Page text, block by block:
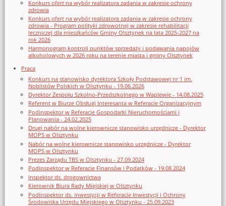
Konkurs ofert na wybór realizatora zadania w zakresie ochrony
zdrowia
Konkurs ofert na wybór realizatora zadania w zakresie ochrony
zdrowia - Program polityki zdrowotnej w zakresie rehabilitacji
leczniczej dla mieszkańców Gminy Olsztynek na lata 2025-2027 na
rok 2026
Harmonogram kontroli punktów sprzedaży i podawania napojów
alkoholowych w 2026 roku na terenie miasta i gminy Olsztynek
Praca
Konkurs na stanowisko dyrektora Szkoły Podstawowej nr 1 im.
Noblistów Polskich w Olsztynku - 19.06.2026
Dyrektor Zespołu Szkolno-Przedszkolnego w Waplewie - 14.08.2025
Referent w Biurze Obsługi Interesanta w Referacie Organizacyjnym
Podinspektor w Referacie Gospodarki Nieruchomościami i
Planowania - 24.02.2025
Drugi nabór na wolne kierownicze stanowisko urzędnicze - Dyrektor
MOPS w Olsztynku
Nabór na wolne kierownicze stanowisko urzędnicze - Dyrektor
MOPS w Olsztynku
Prezes Zarządu TBS w Olsztynku - 27.09.2024
Podinspektor w Referacie Finansów i Podatków - 19.08.2024
Inspektor ds. drogownictwa
Kierownik Biura Rady Miejskiej w Olsztynku
Podinspektor ds. inwestycji w Referacie Inwestycji i Ochrony
Środowiska Urzędu Miejskiego w Olsztynku - 25.09.2023